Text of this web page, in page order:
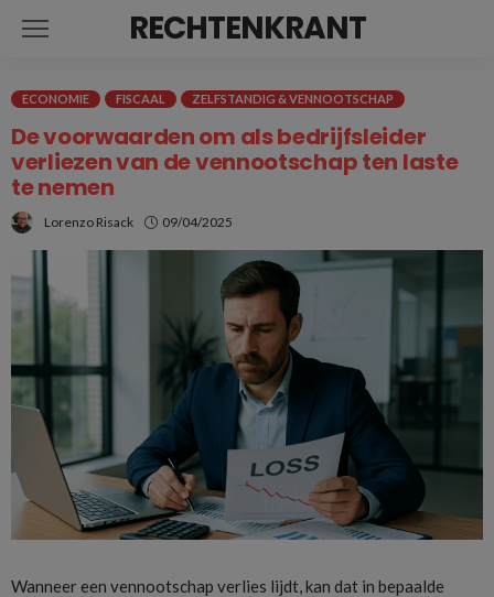
RECHTENKRANT
ECONOMIE FISCAAL ZELFSTANDIG & VENNOOTSCHAP
De voorwaarden om als bedrijfsleider
verliezen van de vennootschap ten laste
te nemen
Lorenzo Risack 09/04/2025
Wanneer een vennootschap verlies lijdt, kan dat in bepaalde